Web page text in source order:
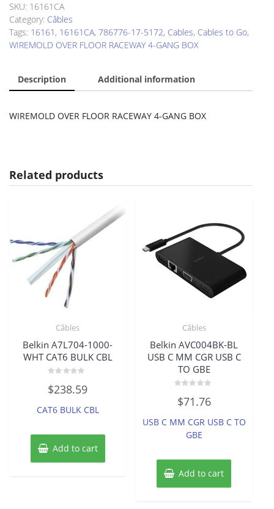
SKU: 16161CA
Category: Câbles
Tags: 16161 , 16161CA, 786776-17-5172, Cables, Cables to Go,
WIREMOLD OVER FLOOR RACEWAY 4-GANG BOX
Description Additional information
WIREMOLD OVER FLOOR RACEWAY 4-GANG BOX
Related products
Câbles
Belkin A7L704-1000-
WHT CAT6 BULK CBL
0
out
$238.59
CAT6 BULK CBL
Add to cart
Câbles
Belkin AVC004BK-BL
USB C MM CGR USB C
TO GBE
0
out
5
$71.76
USB C MM CGR USB C TO
GBE
Add to cart